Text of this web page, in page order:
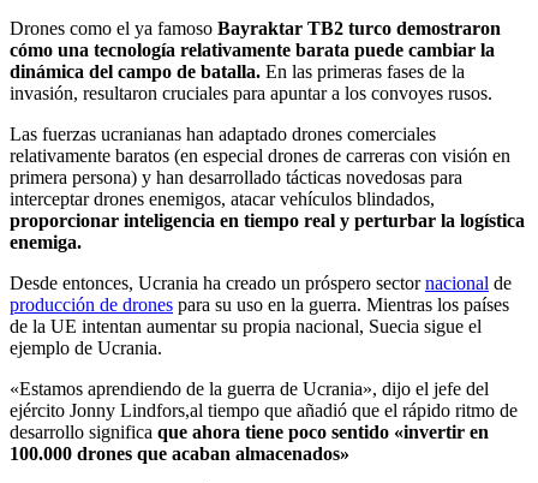
Drones como el ya famoso Bayraktar TB2 turco demostraron
cómo una tecnología relativamente barata puede cambiar la
dinámica del campo de batalla. En las primeras fases de la
invasión, resultaron cruciales para apuntar a los convoyes rusos.
Las fuerzas ucranianas han adaptado drones comerciales
relativamente baratos (en especial drones de carreras con visión en
primera persona) y han desarrollado tácticas novedosas para
interceptar drones enemigos, atacar vehículos blindados,
proporcionar inteligencia en tiempo real y perturbar la logística
enemiga.
Desde entonces, Ucrania ha creado un próspero sectornacional de
producción de drones para su uso en la guerra. Mientras los países
de la UE intentan aumentar su propia nacional, Suecia sigue el
ejemplo de Ucrania.
«Estamos aprendiendo de la guerra de Ucrania», dijo el jefe del
ejército Jonny Lindfors,al tiempo que añadió que el rápido ritmo de
desarrollo significa que ahora tiene poco sentido «invertir en
100.000 drones que acaban almacenados»